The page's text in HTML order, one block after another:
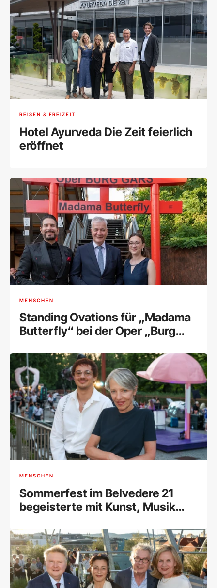
REISEN & FREIZEIT
Hotel Ayurveda Die Zeit feierlich
eröffnet
MENSCHEN
Standing Ovations für „Madama
Butterfly“ bei der Oper „Burg
MENSCHEN
Sommerfest im Belvedere 21
begeisterte mit Kunst, Musik